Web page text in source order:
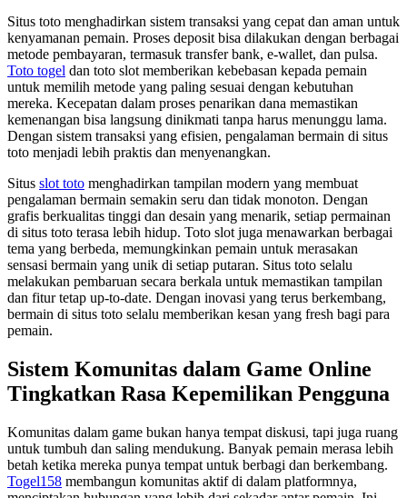
Situs toto menghadirkan sistem transaksi yang cepat dan aman untuk
kenyamanan pemain. Proses deposit bisa dilakukan dengan berbagai
metode pembayaran, termasuk transfer bank, e-wallet, dan pulsa.
Toto togel dan toto slot memberikan kebebasan kepada pemain
untuk memilih metode yang paling sesuai dengan kebutuhan
mereka. Kecepatan dalam proses penarikan dana memastikan
kemenangan bisa langsung dinikmati tanpa harus menunggu lama.
Dengan sistem transaksi yang efisien, pengalaman bermain di situs
toto menjadi lebih praktis dan menyenangkan.
Situs slot toto menghadirkan tampilan modern yang membuat
pengalaman bermain semakin seru dan tidak monoton. Dengan
grafis berkualitas tinggi dan desain yang menarik, setiap permainan
di situs toto terasa lebih hidup. Toto slot juga menawarkan berbagai
tema yang berbeda, memungkinkan pemain untuk merasakan
sensasi bermain yang unik di setiap putaran. Situs toto selalu
melakukan pembaruan secara berkala untuk memastikan tampilan
dan fitur tetap up-to-date. Dengan inovasi yang terus berkembang,
bermain di situs toto selalu memberikan kesan yang fresh bagi para
pemain.
Sistem Komunitas dalam Game Online
Tingkatkan Rasa Kepemilikan Pengguna
Komunitas dalam game bukan hanya tempat diskusi, tapi juga ruang
untuk tumbuh dan saling mendukung. Banyak pemain merasa lebih
betah ketika mereka punya tempat untuk berbagi dan berkembang.
Togel158 membangun komunitas aktif di dalam platformnya,